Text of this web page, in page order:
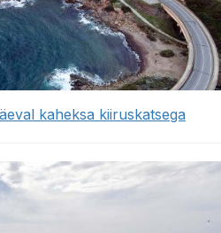
kaheksa kiiruskatsega